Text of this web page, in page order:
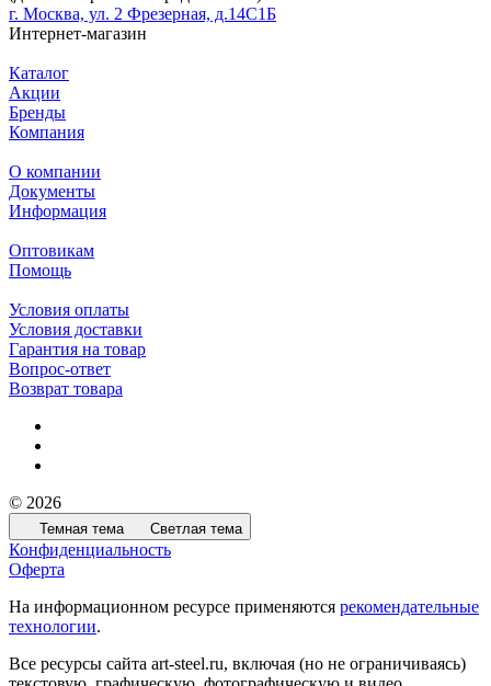
г. Москва, ул. 2 Фрезерная, д.14С1Б
Интернет-магазин
Каталог
Акции
Бренды
Компания
О компании
Документы
Информация
Оптовикам
Помощь
Условия оплаты
Условия доставки
Гарантия на товар
Вопрос-ответ
Возврат товара
© 2026
Темная тема Светлая тема
Конфиденциальность
Оферта
На информационном ресурсе применяются рекомендательные
технологии.
Все ресурсы сайта art-steel.ru, включая (но не ограничиваясь)